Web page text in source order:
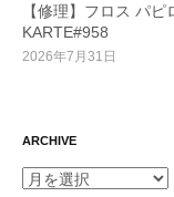
【修理】フロス パ
KARTE#958
2026年7月31日
ARCHIVE
ARCHIVE